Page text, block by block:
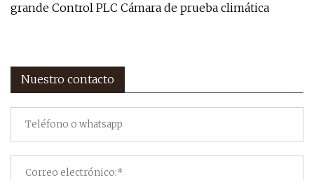
grande Control PLC Cámara de prueba climática
Nuestro contacto